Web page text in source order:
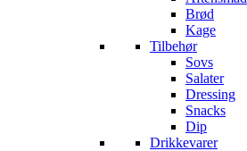
Brød
Kage
Tilbehør
Sovs
Salater
Dressing
Snacks
Dip
Drikkevarer